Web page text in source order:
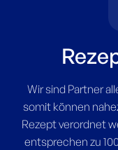
Wir sind Partner
somit können
Rezept verordnet
entsprechen zu